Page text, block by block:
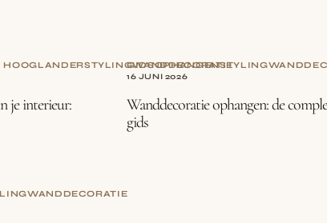
HOOGLANDERSTYLINGWANDDECORATIE
je interieur:
GIDSOPHANGENSTYLING
16 JUNI 2026
Wanddecoratie ophangen: de
gids
WANDDECORATIE